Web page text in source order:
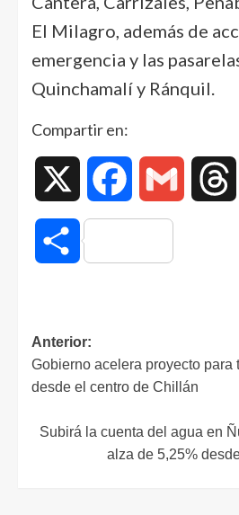
El Milagro, además de
emergencia y las
Quinchamalí y Ránquil.
Compartir en:
Facebook Gmail
Compartir
Anterior:
Gobierno acelera proyecto para
desde el centro de Chillán
Subirá la cuenta del agua en
alza de 5,25%